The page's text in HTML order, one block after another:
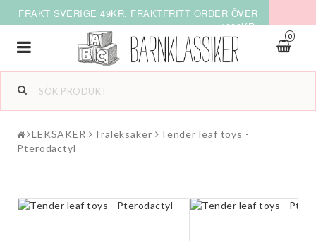
FRAKT SVERIGE 49KR. FRAKTFRITT ORDER ÖVER
1000KR.
0
Toggle
navigation
LEKSAKER Träleksaker
Tender leaf toys -
Pterodactyl